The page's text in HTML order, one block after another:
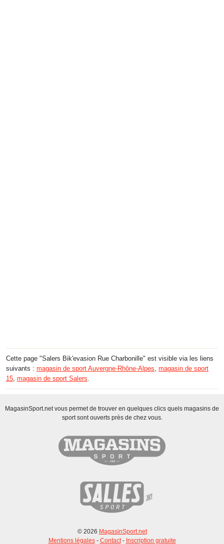
Cette page "Salers Bik'evasion Rue Charbonille" est visible via les liens
suivants : magasin de sport Auvergne-Rhône-Alpes, magasin de sport
15, magasin de sport Salers.
MagasinSport.net vous permet de trouver en quelques clics quels magasins de
sport sont ouverts près de chez vous.
© 2026 MagasinSport.net
Mentions légales- Contact- Inscription gratuite